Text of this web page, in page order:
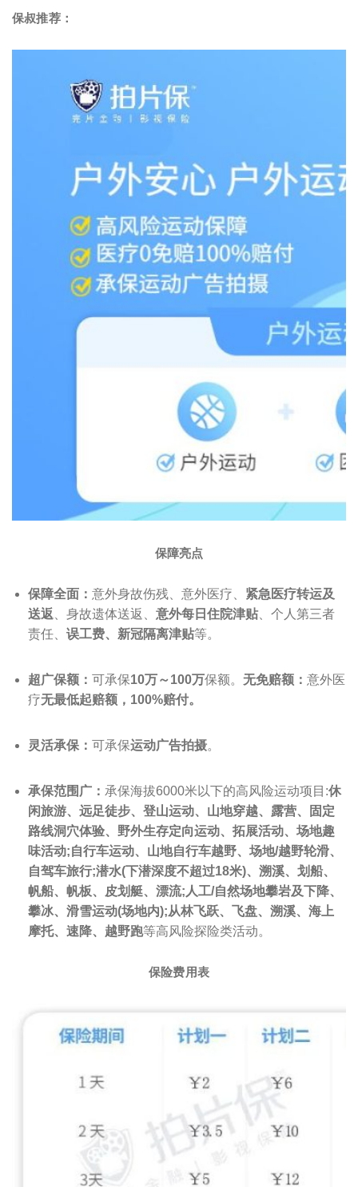
保叔推荐：
保障亮点
保障全面： 意外身故伤残、意外医疗、 紧急医疗转运及
送返 、身故遗体送返、 意外每日住院津贴 、个人第三者
责任、 误工费、新冠隔离津贴等。
超广保额： 可承保10万～100万保额。 无免赔额： 意外医
疗无最低起赔额，100%赔付。
灵活承保： 可承保运动广告拍摄。
承保范围广： 承保海拔6000米以下的高风险运动项目:休
闲旅游、远足徒步、登山运动、山地穿越、露营、固定
路线洞穴体验、野外生存定向运动、拓展活动、场地趣
味活动;自行车运动、山地自行车越野、场地/越野轮滑、
自驾车旅行;潜水(下潜深度不超过18米)、溯溪、划船、
帆船、帆板、皮划艇、漂流;人工/自然场地攀岩及下降、
攀冰、滑雪运动(场地内);从林飞跃、飞盘、溯溪、海上
摩托、速降、越野跑等高风险探险类活动。
保险费用表